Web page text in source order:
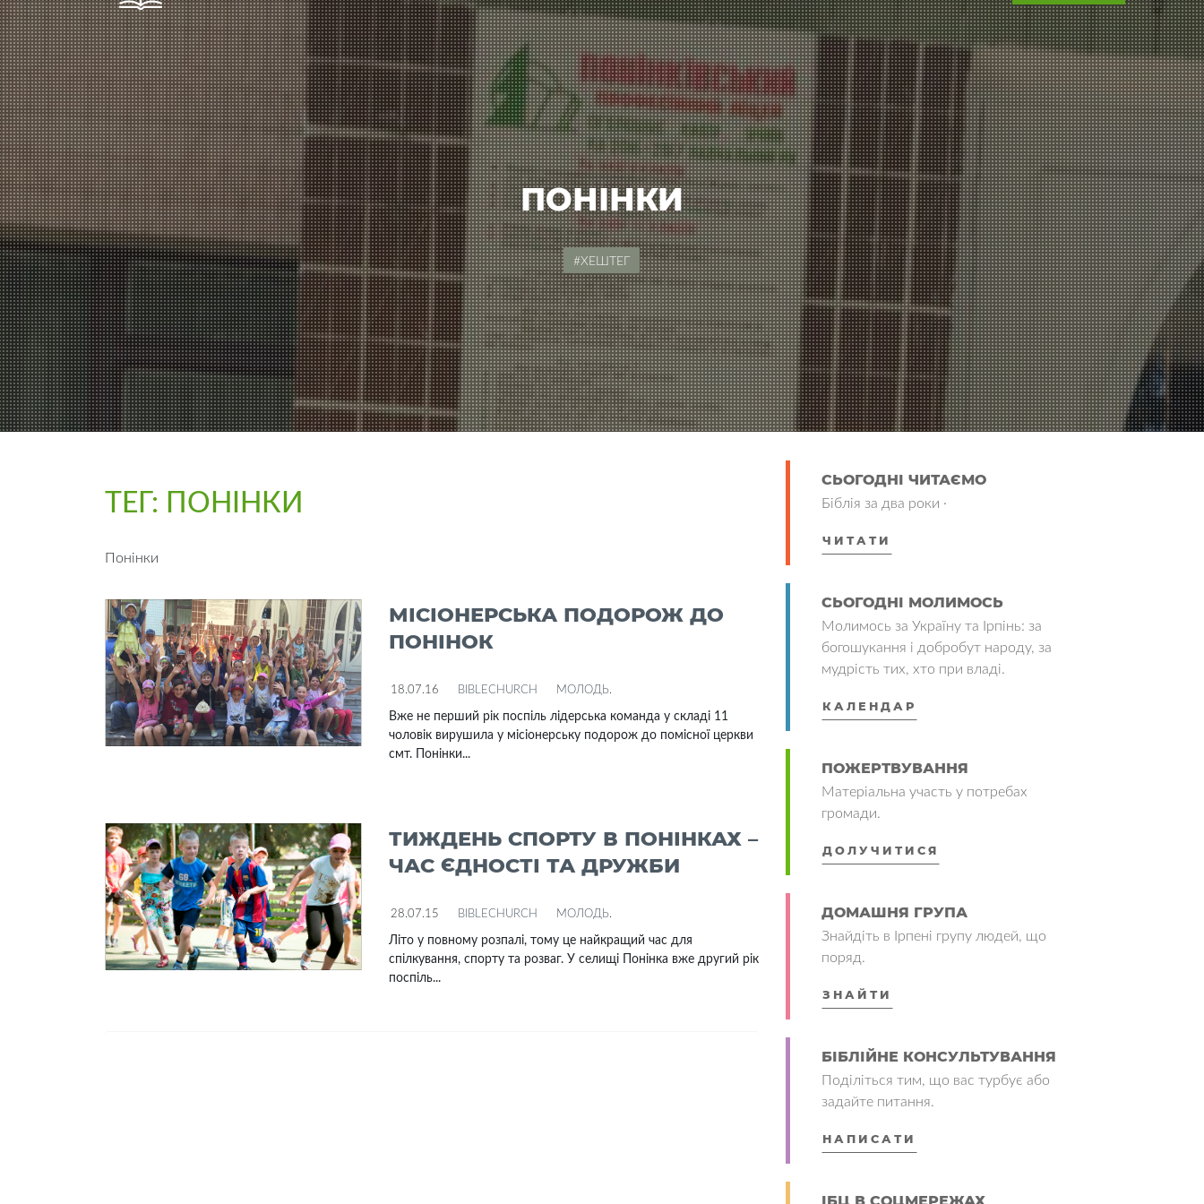
ПОНІНКИ
#ХЕШТЕГ
ТЕГ: ПОНІНКИ
Понінки
МІСІОНЕРСЬКА ПОДОРОЖ ДО
ПОНІНОК
18.07.16 BIBLECHURCH МОЛОДЬ.
Вже не перший рік поспіль лідерська команда у складі 11
чоловік вирушила у місіонерську подорож до помісної церкви
смт. Понінки...
ТИЖДЕНЬ СПОРТУ В ПОНІНКАХ –
ЧАС ЄДНОСТІ ТА ДРУЖБИ
28.07.15 BIBLECHURCH МОЛОДЬ.
Літо у повному розпалі, тому це найкращий час для
спілкування, спорту та розваг. У селищі Понінка вже другий рік
поспіль...
СЬОГОДНІ ЧИТАЄМО
Біблія за два роки ·
ЧИТАТИ
СЬОГОДНІ МОЛИМОСЬ
Молимось за Україну та Ірпінь: за
богошукання і добробут народу, за
мудрість тих, хто при владі.
КАЛЕНДАР
ПОЖЕРТВУВАННЯ
Матеріальна участь у потребах
громади.
ДОЛУЧИТИСЯ
ДОМАШНЯ ГРУПА
Знайдіть в Ірпені групу людей, що
поряд.
ЗНАЙТИ
БІБЛІЙНЕ КОНСУЛЬТУВАННЯ
Поділіться тим, що вас турбує або
задайте питання.
НАПИСАТИ